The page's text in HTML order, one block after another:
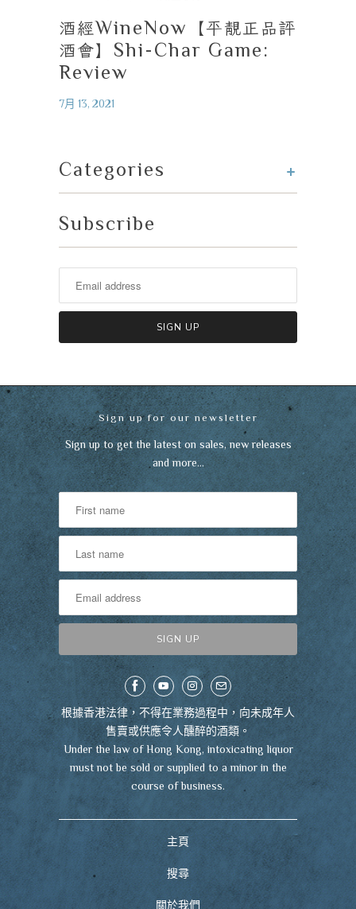
酒經WineNow
【平靚正品評
酒會】 Shi-Char Game:
Review
7月 13, 2021
+
Categories
Subscribe
Sign up for our newsletter
Sign up to get the latest on sales, new releases
and more…
根據香港法律，不得在業務過程中，向未成年人
售賣或供應令人醺醉的酒類。
Under the law of Hong Kong, intoxicating liquor
must not be sold or supplied to a minor in the
course of business.
主頁
搜尋
關於我們